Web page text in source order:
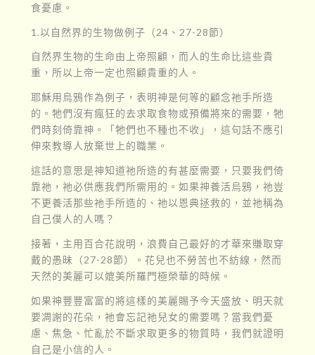
食憂慮。
1.以自然界的生物做例子（24、27-28節）
自然界生物的生命由上帝照顧，而人的生命比這些貴
重，所以上帝一定也照顧貴重的人。
耶穌用烏鴉作為例子，表明神是何等的顧念祂手所造
的。牠們沒有瘋狂的去求取食物或預備將來的需要，牠
們時刻倚靠神。「牠們也不種也不收」，這句話不應引
伸來教導人放棄世上的職業。
這話的意思是神知道祂所造的有甚麼需要，只要我們倚
靠祂，祂必供應我們所需用的。如果神養活烏鴉，祂豈
不更養活那些祂手所造的、祂以恩典拯救的，並祂稱為
自己僕人的人嗎？
接著，主用百合花說明，浪費自己最好的才華來賺取穿
戴的愚昧（27-28節）。花兒也不勞苦也不紡線，然而
天然的美麗可以媲美所羅門極榮華的時候。
如果神豐豐富富的將這樣的美麗賜予今天盛放、明天就
要凋謝的花朵，祂會忘記祂兒女的需要嗎？當我們憂
慮、焦急、忙亂於不斷求取更多的物質時，我們就證明
自己是小信的人。